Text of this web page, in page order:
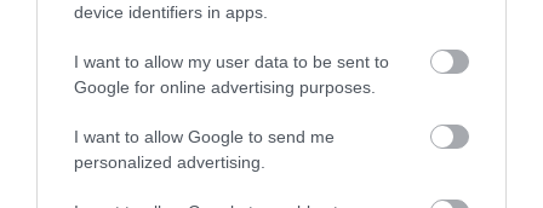
device identifiers in apps.
I want to allow my user data to be sent to
Google for online advertising purposes.
I want to allow Google to send me
personalized advertising.